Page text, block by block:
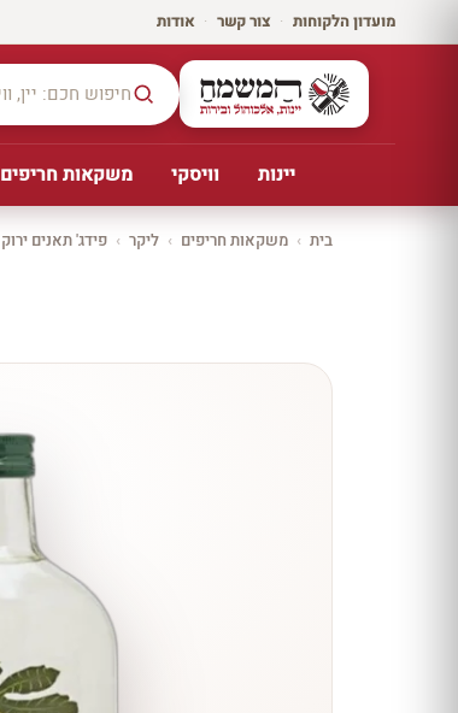
מועדון הלקוחות · צור קשר · אודות
יינות וויסקי משקאות חריפים
בית › משקאות חריפים › ליקר › פידג' תאנים ירוק
כל